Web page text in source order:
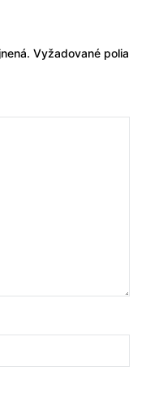
Vyžadované polia